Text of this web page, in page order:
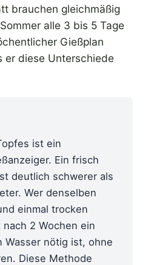
brauchen gleichmäßig
alle 3 bis 5 Tage
Gießplan
er diese Unterschiede
ist ein
Ein frisch
deutlich schwerer als
Wer denselben
einmal trocken
2 Wochen ein
Wasser nötig ist, ohne
Diese Methode